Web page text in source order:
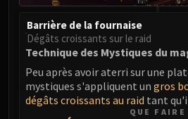
Assault of the
Rashok, the
Zskarn
Magmorax
Echo of
Scalecommander
Barrière de la fournaise
Dégâts croissants sur le raid
Technique des Mystiques du
Peu après avoir aterri sur une
mystiques s'appliquent un gros
dégâts croissants au raid tant
QUE FAIRE